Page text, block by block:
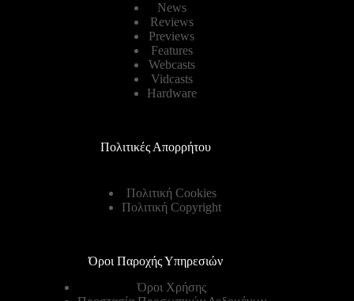
News
Reviews
Previews
Features
Webcasts
Vidcasts
Hardware
Πολιτικές Απορρήτου
Πολιτική Cookies
Πολιτική Copyright
Όροι Παροχής Υπηρεσιών
Όροι Χρήσης